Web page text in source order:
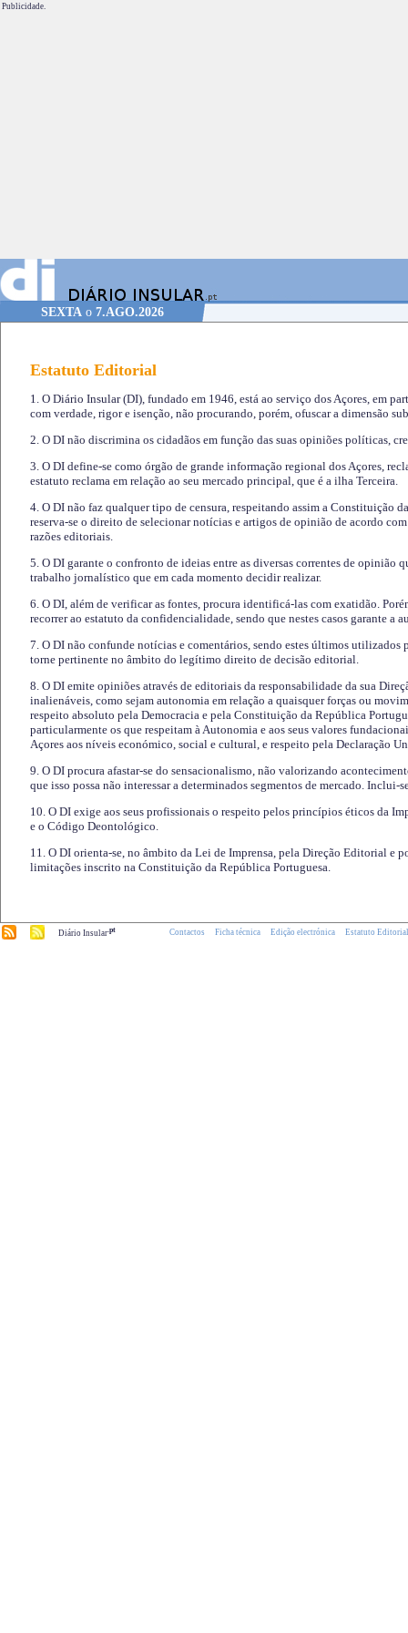
Publicidade.
SEXTA o 7.AGO.2026
Estatuto Editorial
1. O Diário Insular (DI), fundado em 1946, está ao serviço dos Açores, em
com verdade, rigor e isenção, não procurando, porém, ofuscar a dimensão
2. O DI não discrimina os cidadãos em função das suas opiniões políticas,
3. O DI define-se como órgão de grande informação regional dos Açores,
estatuto reclama em relação ao seu mercado principal, que é a ilha Terceira.
4. O DI não faz qualquer tipo de censura, respeitando assim a Constituição
reserva-se o direito de selecionar notícias e artigos de opinião de acordo
razões editoriais.
5. O DI garante o confronto de ideias entre as diversas correntes de opinião
trabalho jornalístico que em cada momento decidir realizar.
6. O DI, além de verificar as fontes, procura identificá-las com exatidão.
recorrer ao estatuto da confidencialidade, sendo que nestes casos garante a
7. O DI não confunde notícias e comentários, sendo estes últimos utilizados
torne pertinente no âmbito do legítimo direito de decisão editorial.
8. O DI emite opiniões através de editoriais da responsabilidade da sua
inalienáveis, como sejam autonomia em relação a quaisquer forças ou
respeito absoluto pela Democracia e pela Constituição da República
particularmente os que respeitam à Autonomia e aos seus valores
Açores aos níveis económico, social e cultural, e respeito pela Declaração
9. O DI procura afastar-se do sensacionalismo, não valorizando
que isso possa não interessar a determinados segmentos de mercado.
10. O DI exige aos seus profissionais o respeito pelos princípios éticos da
e o Código Deontológico.
11. O DI orienta-se, no âmbito da Lei de Imprensa, pela Direção Editorial e
limitações inscrito na Constituição da República Portuguesa.
Diário Insular.pt Contactos Ficha técnica Edição electrónica Estatuto Editorial